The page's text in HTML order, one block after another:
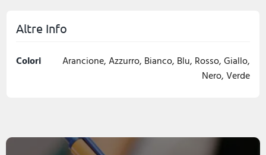
Altre Info
Colori
Arancione, Azzurro, Bianco, Blu, Rosso, Giallo,
Nero, Verde